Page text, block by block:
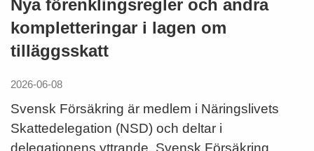
Nya förenklingsregler och andra
kompletteringar i lagen om
tilläggsskatt
2026-06-08
Svensk Försäkring är medlem i Näringslivets
Skattedelegation (NSD) och deltar i
delegationens yttrande. Svensk Försäkring